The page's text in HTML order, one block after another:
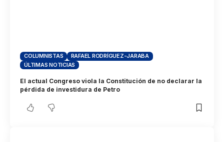
COLUMNISTAS
RAFAEL RODRÍGUEZ-JARABA
ÚLTIMAS NOTICIAS
El actual Congreso viola la Constitución de no declarar la
pérdida de investidura de Petro